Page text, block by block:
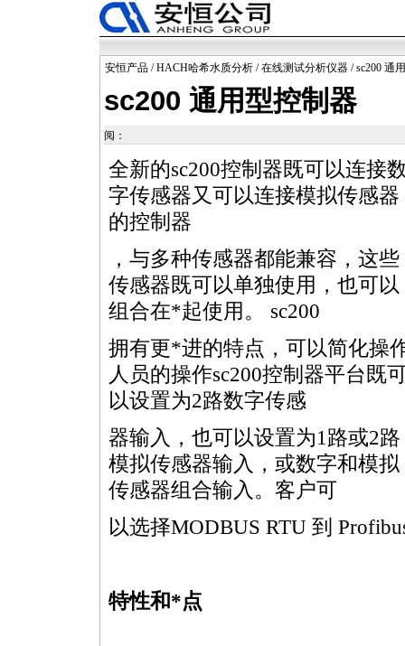
安恒产品 /HACH哈希水质分析 /在线测试分析仪器 / sc200 通
sc200 通用型控制器
阅：
全新的sc200控制器既可以连接
字传感器又可以连接模拟传感器
的控制器
，与多种传感器都能兼容，这些
传感器既可以单独使用，也可以
组合在*起使用。 sc200
拥有更*进的特点，可以简化操
人员的操作sc200控制器平台既
以设置为2路数字传感
器输入，也可以设置为1路或2路
模拟传感器输入，或数字和模拟
传感器组合输入。客户可
以选择MODBUS RTU 到
特性和*点